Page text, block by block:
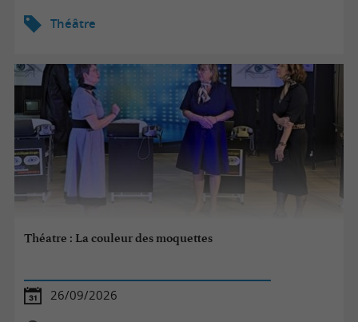
Théâtre
Théatre : La couleur des moquettes
26/09/2026